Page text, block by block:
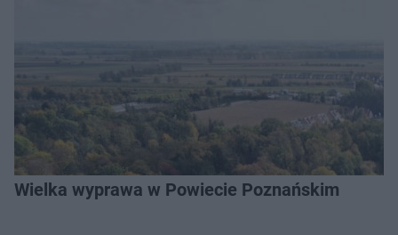
Wielka wyprawa w Powiecie Poznańskim